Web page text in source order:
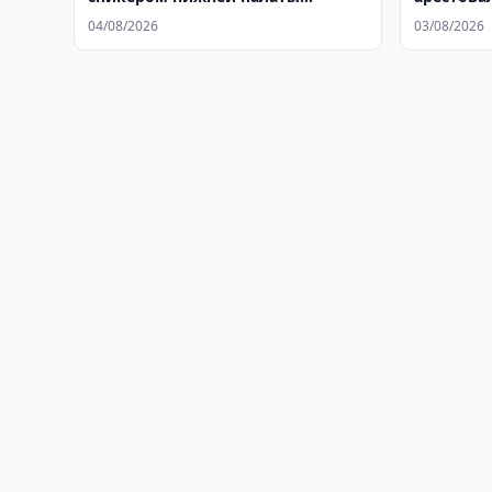
парламента Индии
04/08/2026
драки
03/08/2026